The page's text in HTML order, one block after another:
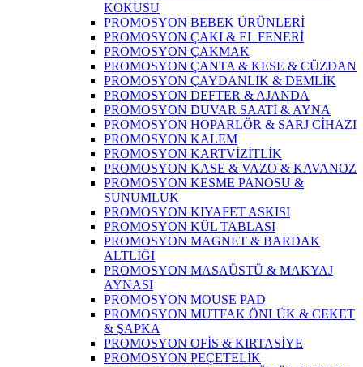
KOKUSU
PROMOSYON BEBEK ÜRÜNLERİ
PROMOSYON ÇAKI & EL FENERİ
PROMOSYON ÇAKMAK
PROMOSYON ÇANTA & KESE & CÜZDAN
PROMOSYON ÇAYDANLIK & DEMLİK
PROMOSYON DEFTER & AJANDA
PROMOSYON DUVAR SAATİ & AYNA
PROMOSYON HOPARLÖR & SARJ CİHAZI
PROMOSYON KALEM
PROMOSYON KARTVİZİTLİK
PROMOSYON KASE & VAZO & KAVANOZ
PROMOSYON KESME PANOSU &
SUNUMLUK
PROMOSYON KIYAFET ASKISI
PROMOSYON KÜL TABLASI
PROMOSYON MAGNET & BARDAK
ALTLIĞI
PROMOSYON MASAÜSTÜ & MAKYAJ
AYNASI
PROMOSYON MOUSE PAD
PROMOSYON MUTFAK ÖNLÜK & CEKET
& ŞAPKA
PROMOSYON OFİS & KIRTASİYE
PROMOSYON PEÇETELİK